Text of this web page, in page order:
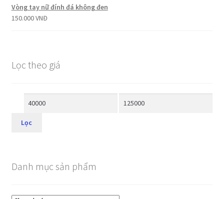
Vòng tay nữ đính đá không đen
150.000VNĐ
Lọc theo giá
Lọc
Danh mục sản phẩm